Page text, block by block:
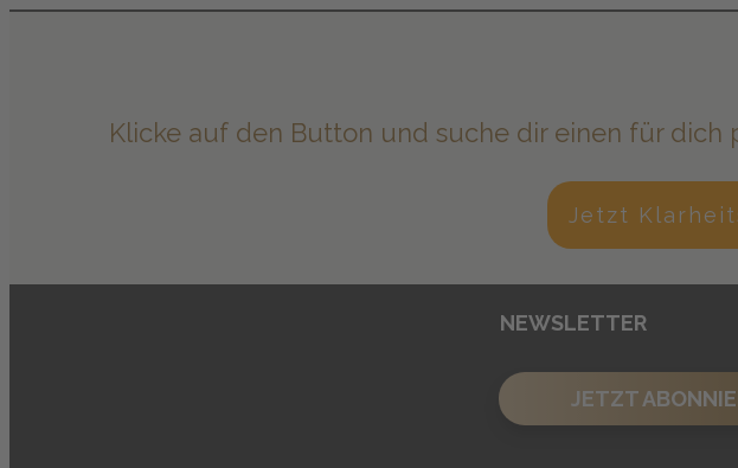
Klicke auf den Button und suche dir einen für dich
Jetzt
NEWSLETTER
JETZT